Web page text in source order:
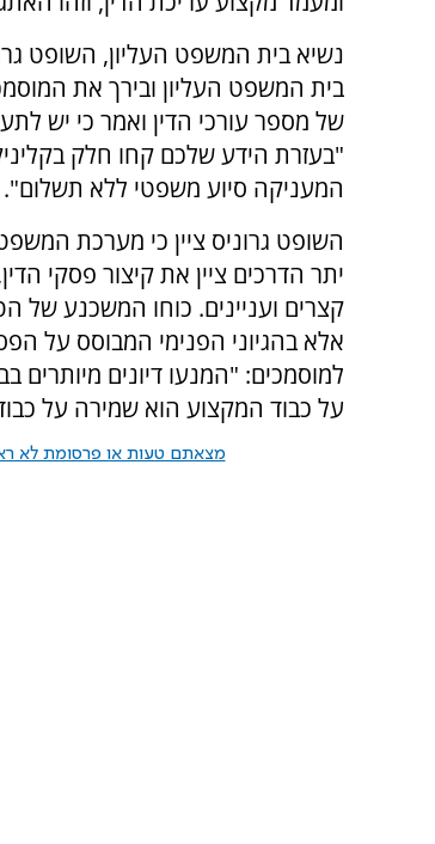
נשיא בית המשפט העליון, השופט
בית המשפט העליון ובירך את
של מספר עורכי הדין ואמר כי יש
"בעזרת הידע שלכם קחו חלק
המעניקה סיוע משפטי ללא תשלום".
השופט גרוניס ציין כי מערכת
יתר הדרכים ציין את קיצור פסקי
קצרים ועניינים. כוחו המשכנע של
אלא בהגיוני הפנימי המבוסס על
למוסמכים: "המנעו דיונים
על כבוד המקצוע הוא שמירה על
מצאתם טעות או פרסומת לא